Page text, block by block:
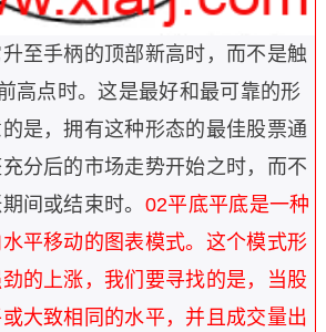
至手柄的顶部新高时，而不是触
高点时。这是最好和最可靠的形
是，拥有这种形态的最佳股票通
分后的市场走势开始之时，而不
间或结束时。 02平底平底是一种
平移动的图表模式。这个模式形
的上涨，我们要寻找的是，当股
大致相同的水平，并且成交量出